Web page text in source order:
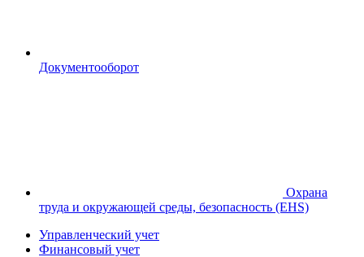
Документооборот
Охрана
труда и окружающей среды, безопасность (EHS)
Управленческий учет
Финансовый учет